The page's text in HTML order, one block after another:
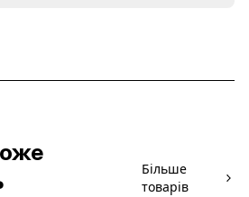
Більше
товарів